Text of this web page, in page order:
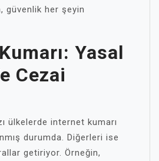
güvenlik her şeyin
Yasal
Cezai
ülkelerde internet kumarı
durumda. Diğerleri ise
getiriyor. Örneğin,